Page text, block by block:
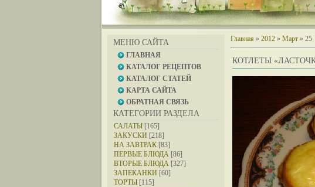
МЕНЮ САЙТА
ГЛАВНАЯ
КАТАЛОГ РЕЦЕПТОВ
КАТАЛОГ СТАТЕЙ
КАРТА САЙТА
ОБРАТНАЯ СВЯЗЬ
КАТЕГОРИИ РАЗДЕЛА
САЛАТЫ [165]
ЗАКУСКИ [218]
НА ЗАВТРАК [83]
ПЕРВЫЕ БЛЮДА [86]
ВТОРЫЕ БЛЮДА [327]
ЗАПЕКАНКИ [60]
ТОРТЫ [115]
Главная » 2012 » Март » 25
КОТЛЕТЫ